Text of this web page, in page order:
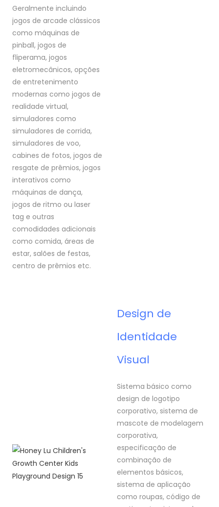
Geralmente incluindo
jogos de arcade clássicos
como máquinas de
pinball, jogos de
fliperama, jogos
eletromecânicos, opções
de entretenimento
modernas como jogos de
realidade virtual,
simuladores como
simuladores de corrida,
simuladores de voo,
cabines de fotos, jogos de
resgate de prêmios, jogos
interativos como
máquinas de dança,
jogos de ritmo ou laser
tag e outras
comodidades adicionais
como comida, áreas de
estar, salões de festas,
centro de prêmios etc.
Design de
Identidade
Visual
Sistema básico como
design de logotipo
corporativo, sistema de
mascote de modelagem
corporativa,
especificação de
combinação de
elementos básicos,
sistema de aplicação
como roupas, código de